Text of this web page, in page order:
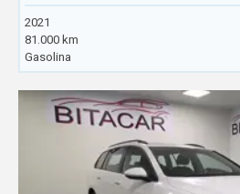
2021
81.000 km
Gasolina